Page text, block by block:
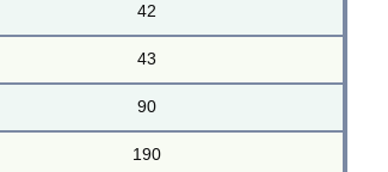
42
43
90
190